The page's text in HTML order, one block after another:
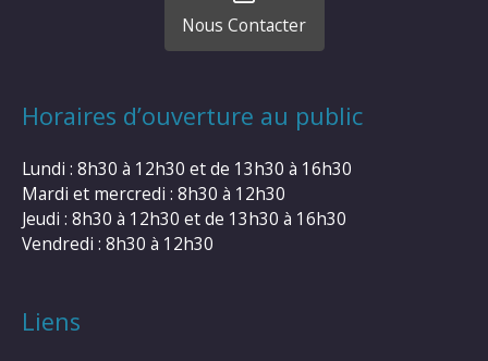
Nous Contacter
Horaires d’ouverture au public
Lundi : 8h30 à 12h30 et de 13h30 à 16h30
Mardi et mercredi : 8h30 à 12h30
Jeudi : 8h30 à 12h30 et de 13h30 à 16h30
Vendredi : 8h30 à 12h30
Liens